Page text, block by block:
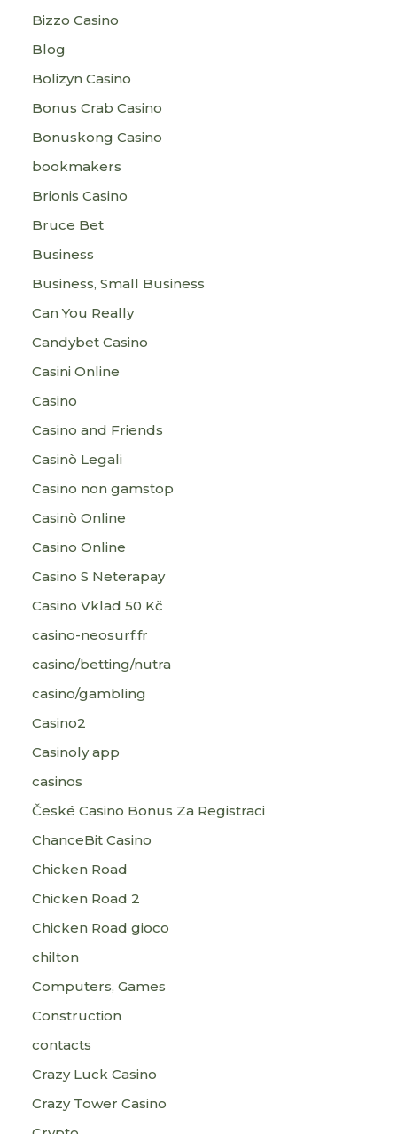
Bizzo Casino
Blog
Bolizyn Casino
Bonus Crab Casino
Bonuskong Casino
bookmakers
Brionis Casino
Bruce Bet
Business
Business, Small Business
Can You Really
Candybet Casino
Casini Online
Casino
Casino and Friends
Casinò Legali
Casino non gamstop
Casinò Online
Casino Online
Casino S Neterapay
Casino Vklad 50 Kč
casino-neosurf.fr
casino/betting/nutra
casino/gambling
Casino2
Casinoly app
casinos
České Casino Bonus Za Registraci
ChanceBit Casino
Chicken Road
Chicken Road 2
Chicken Road gioco
chilton
Computers, Games
Construction
contacts
Crazy Luck Casino
Crazy Tower Сasino